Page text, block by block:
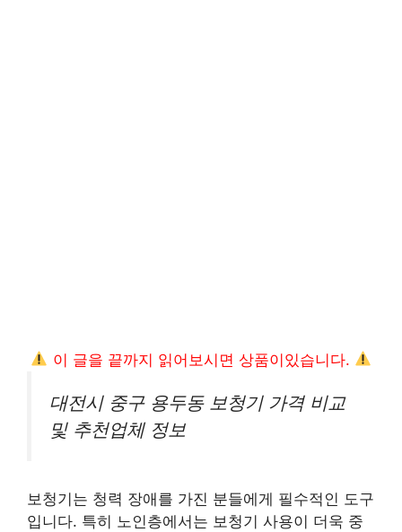
이 글을 끝까지 읽어보시면 상품이있습니다.
대전시 중구 용두동 보청기 가격 비교
및 추천업체 정보
보청기는 청력 장애를 가진 분들에게 필수적인 도구
입니다. 특히 노인층에서는 보청기 사용이 더욱 중